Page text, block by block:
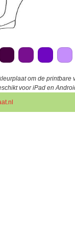
om de printbare
voor iPad en